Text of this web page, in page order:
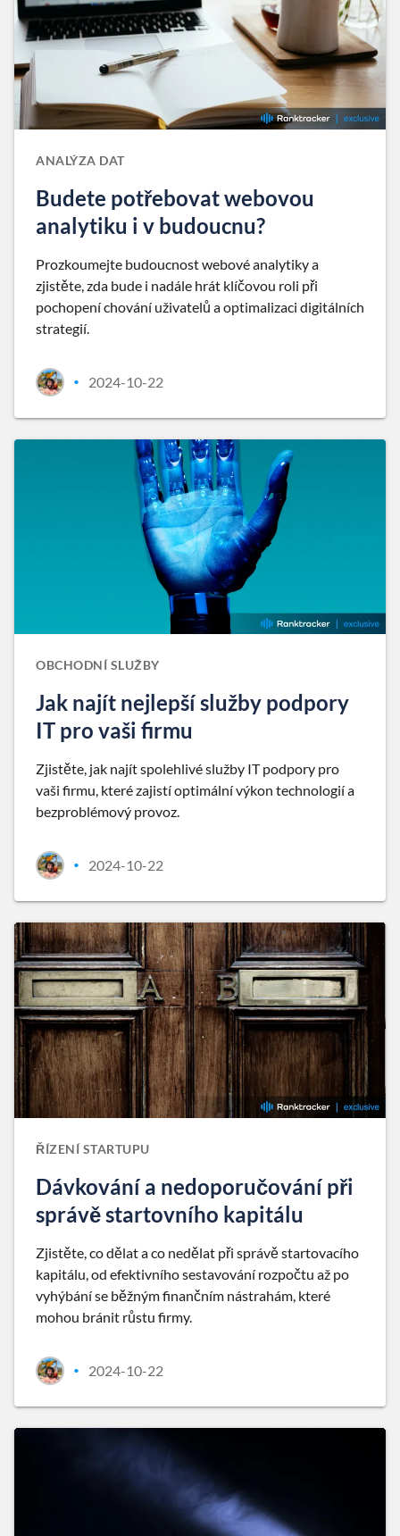
ANALÝZA DAT
Budete potřebovat webovou
analytiku i v budoucnu?
Prozkoumejte budoucnost webové analytiky a
zjistěte, zda bude i nadále hrát klíčovou roli při
pochopení chování uživatelů a optimalizaci digitálních
strategií.
• 2024-10-22
OBCHODNÍ SLUŽBY
Jak najít nejlepší služby podpory
IT pro vaši firmu
Zjistěte, jak najít spolehlivé služby IT podpory pro
vaši firmu, které zajistí optimální výkon technologií a
bezproblémový provoz.
• 2024-10-22
ŘÍZENÍ STARTUPU
Dávkování a nedoporučování při
správě startovního kapitálu
Zjistěte, co dělat a co nedělat při správě startovacího
kapitálu, od efektivního sestavování rozpočtu až po
vyhýbání se běžným finančním nástrahám, které
mohou bránit růstu firmy.
• 2024-10-22